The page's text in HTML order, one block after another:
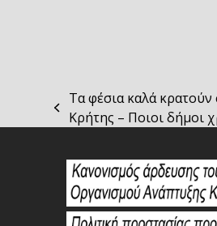
previous
Τα φέσια καλά
Κρήτης – Ποιοι δήμοι